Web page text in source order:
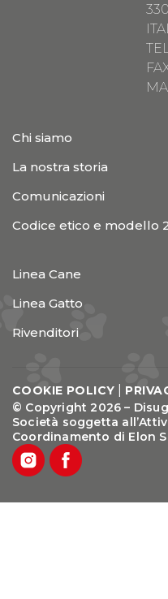
TEL
Chi siamo
La nostra storia
Comunicazioni
Codice etico e modello
Linea Cane
Linea Gatto
Rivenditori
COOKIE POLICY
© Copyright 2026 –
Società soggetta
Coordinamento di Elon